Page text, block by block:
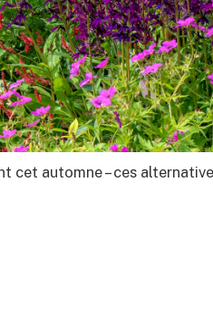
cet automne – ces